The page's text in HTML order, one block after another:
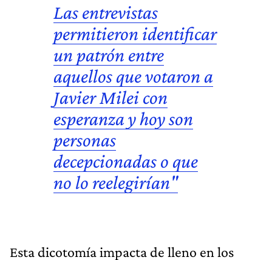
Las entrevistas
permitieron identificar
un patrón entre
aquellos que votaron a
Javier Mileicon
esperanza y hoy son
personas
decepcionadas o que
no lo reelegirían"
Esta dicotomía impacta de lleno en los